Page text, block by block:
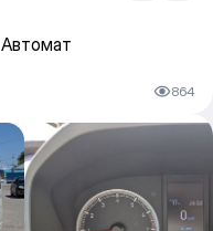
Автомат
864